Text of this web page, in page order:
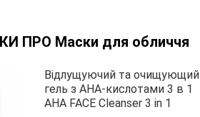
ПРО Маски для обличчя
Відлущуючий та очищующий
гель з АНА-кислотами 3 в 1
AHA FACE Cleanser 3 in 1